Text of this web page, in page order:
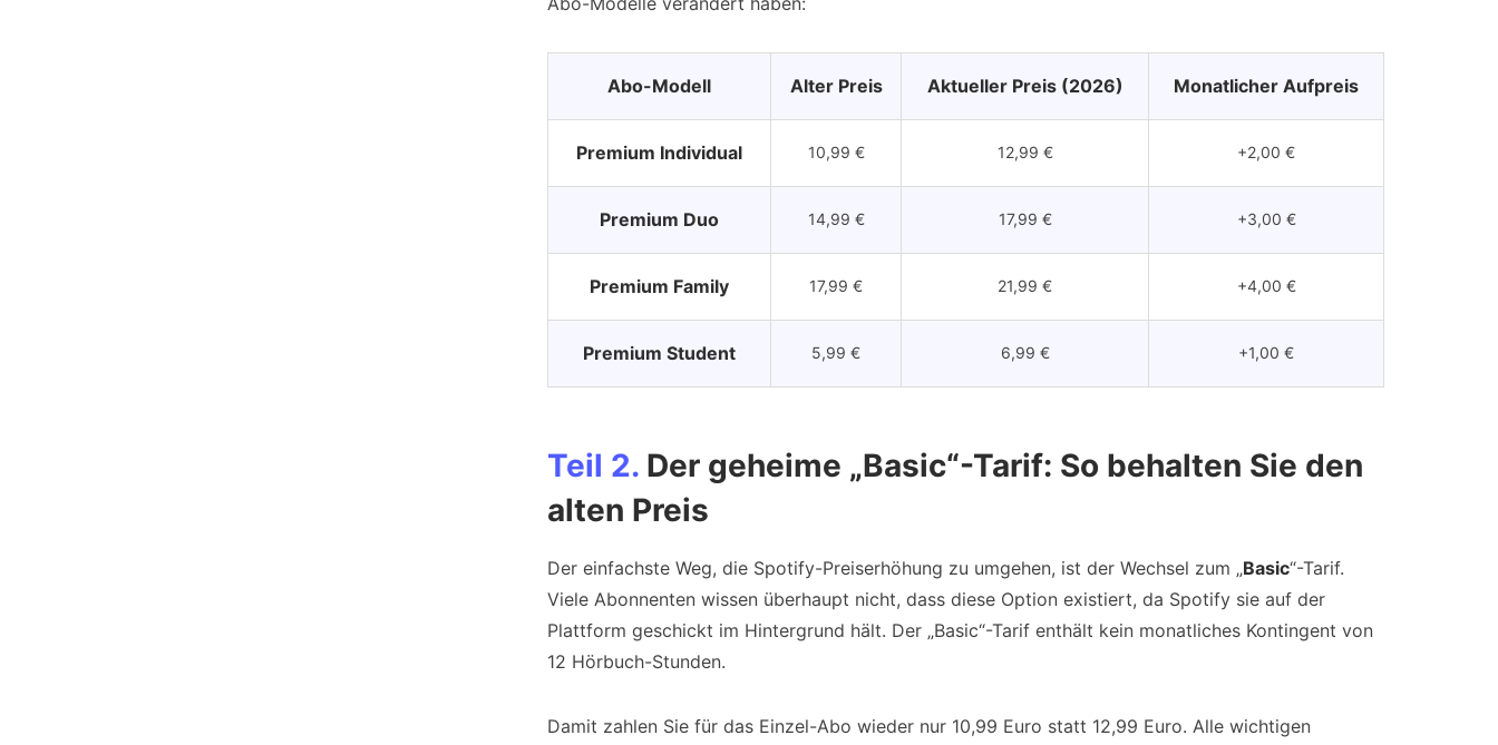
Abo-Modell Alter Preis Aktueller Preis (2026) Monatlicher Aufpreis
Premium Individual 10,99 € 12,99 € +2,00 €
Premium Duo 14,99 € 17,99 € +3,00 €
Premium Family 17,99 € 21,99 € +4,00 €
Premium Student 5,99 € 6,99 € +1,00 €
Teil 2. Der geheime „Basic“-Tarif: So behalten Sie den
alten Preis
Der einfachste Weg, die Spotify-Preiserhöhung zu umgehen, ist der Wechsel zum „Basic“-Tarif.
Viele Abonnenten wissen überhaupt nicht, dass diese Option existiert, da Spotify sie auf der
Plattform geschickt im Hintergrund hält. Der „Basic“-Tarif enthält kein monatliches Kontingent von
12 Hörbuch-Stunden.
Damit zahlen Sie für das Einzel-Abo wieder nur 10,99 Euro statt 12,99 Euro. Alle wichtigen